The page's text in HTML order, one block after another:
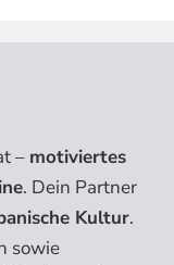
– motiviertes
. Dein Partner
Kultur.
sowie